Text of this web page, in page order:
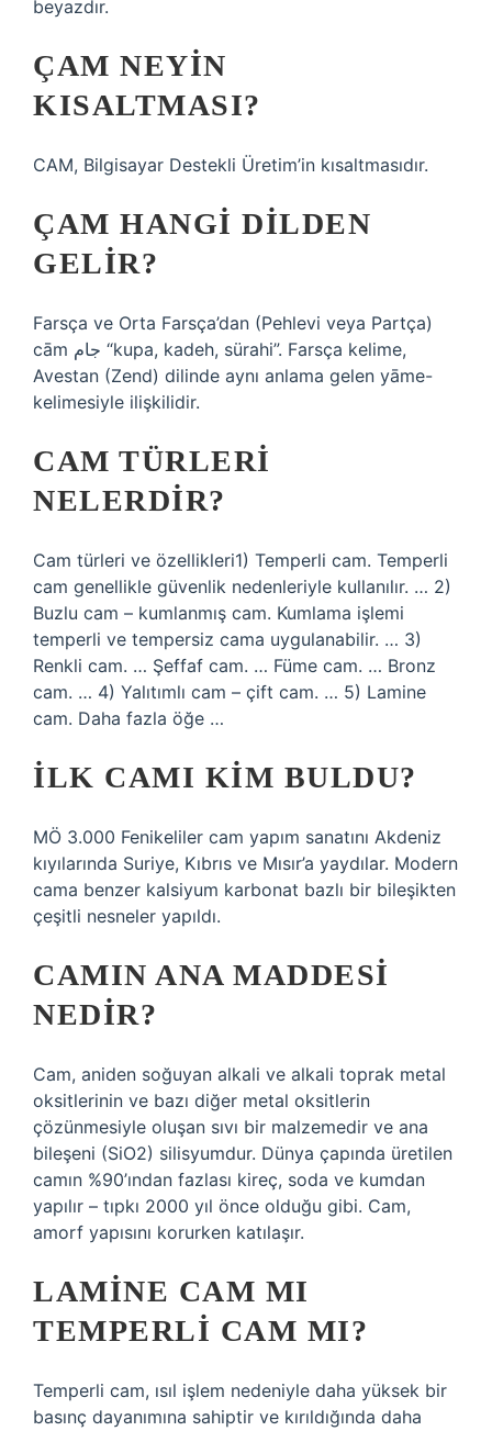
beyazdır.
ÇAM NEYIN
KISALTMASI?
CAM, Bilgisayar Destekli Üretim’in kısaltmasıdır.
ÇAM HANGI DILDEN
GELIR?
Farsça ve Orta Farsça’dan (Pehlevi veya Partça)
cām جام “kupa, kadeh, sürahi”. Farsça kelime,
Avestan (Zend) dilinde aynı anlama gelen yāme-
kelimesiyle ilişkilidir.
CAM TÜRLERI
NELERDIR?
Cam türleri ve özellikleri1) Temperli cam. Temperli
cam genellikle güvenlik nedenleriyle kullanılır. … 2)
Buzlu cam – kumlanmış cam. Kumlama işlemi
temperli ve tempersiz cama uygulanabilir. … 3)
Renkli cam. … Şeffaf cam. … Füme cam. … Bronz
cam. … 4) Yalıtımlı cam – çift cam. … 5) Lamine
cam. Daha fazla öğe …
İLK CAMI KIM BULDU?
MÖ 3.000 Fenikeliler cam yapım sanatını Akdeniz
kıyılarında Suriye, Kıbrıs ve Mısır’a yaydılar. Modern
cama benzer kalsiyum karbonat bazlı bir bileşikten
çeşitli nesneler yapıldı.
CAMIN ANA MADDESI
NEDIR?
Cam, aniden soğuyan alkali ve alkali toprak metal
oksitlerinin ve bazı diğer metal oksitlerin
çözünmesiyle oluşan sıvı bir malzemedir ve ana
bileşeni (SiO2) silisyumdur. Dünya çapında üretilen
camın %90’ından fazlası kireç, soda ve kumdan
yapılır – tıpkı 2000 yıl önce olduğu gibi. Cam,
amorf yapısını korurken katılaşır.
LAMINE CAM MI
TEMPERLI CAM MI?
Temperli cam, ısıl işlem nedeniyle daha yüksek bir
basınç dayanımına sahiptir ve kırıldığında daha